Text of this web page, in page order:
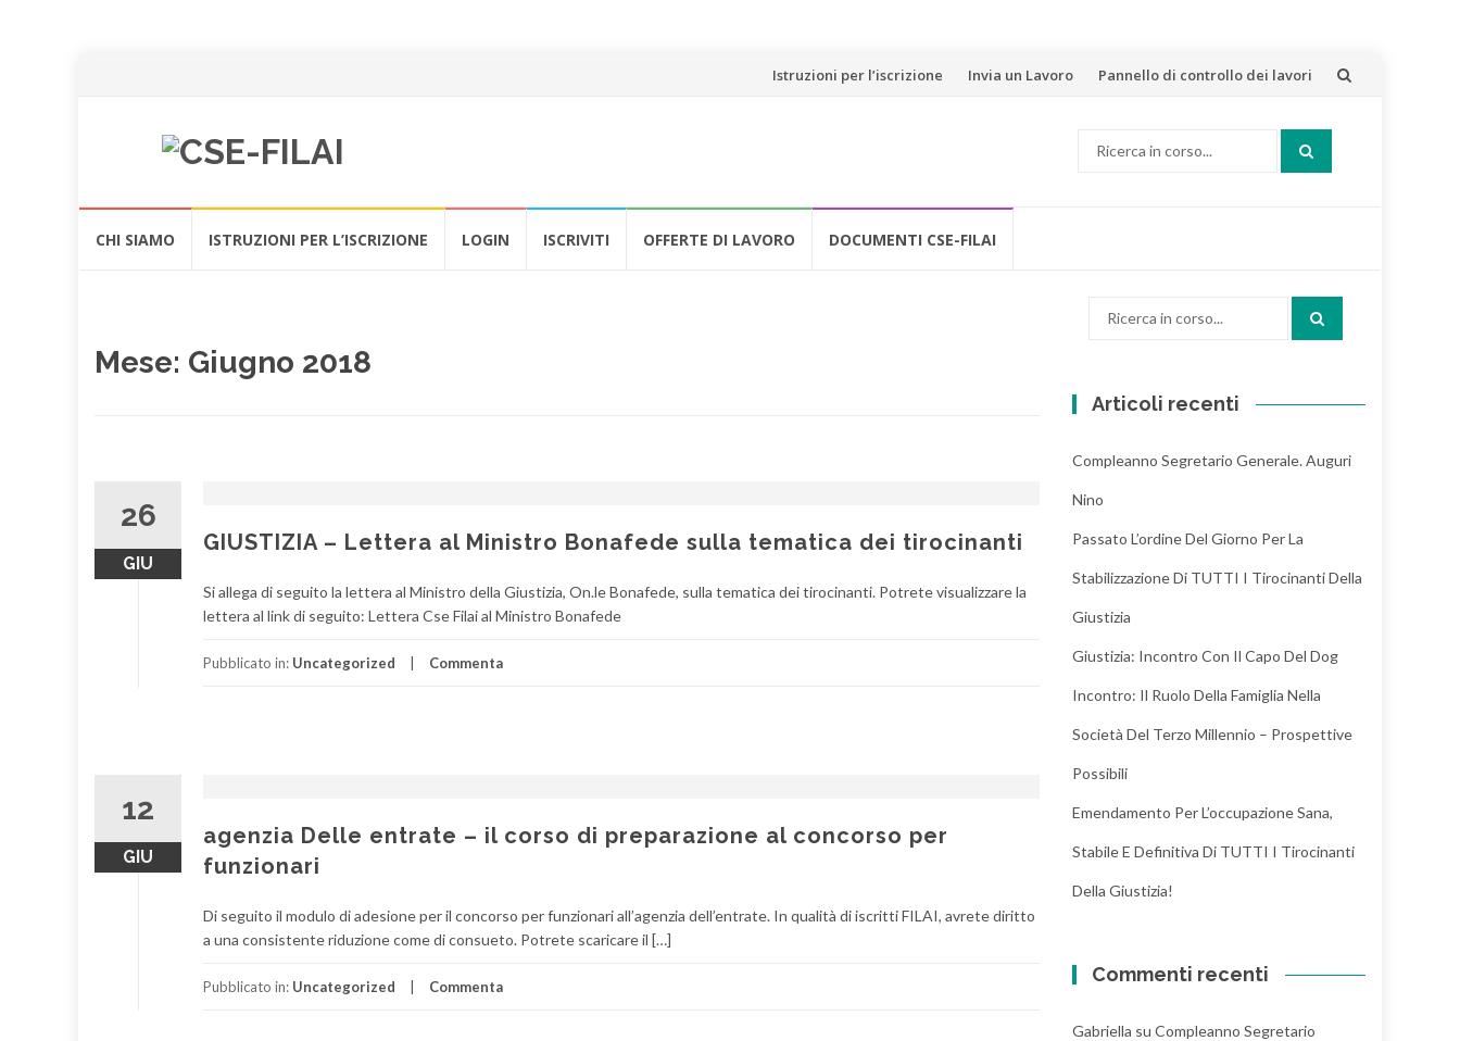
Vai
Istruzioni per l’iscrizione Invia un Lavoro Pannello di controllo dei lavori
CHI SIAMO ISTRUZIONI PER L’ISCRIZIONE LOGIN ISCRIVITI OFFERTE DI LAVORO DOCUMENTI CSE-FILAI
Mese: Giugno 2018
26
GIU
GIUSTIZIA – Lettera al Ministro Bonafede sulla tematica dei tirocinanti
Si allega di seguito la lettera al Ministro della Giustizia, On.le Bonafede, sulla tematica dei tirocinanti. Potrete visualizzare la
lettera al link di seguito: Lettera Cse Filai al Ministro Bonafede
Pubblicato in: Uncategorized Commenta
12
GIU
agenzia Delle entrate – il corso di preparazione al concorso per
funzionari
Di seguito il modulo di adesione per il concorso per funzionari all’agenzia dell’entrate. In qualità di iscritti FILAI, avrete diritto
a una consistente riduzione come di consueto. Potrete scaricare il […]
Pubblicato in: Uncategorized Commenta
Articoli recenti
Compleanno Segretario Generale. Auguri
Nino
Passato L’ordine Del Giorno Per La
Stabilizzazione Di TUTTI I Tirocinanti Della
Giustizia
Giustizia: Incontro Con Il Capo Del Dog
Incontro: Il Ruolo Della Famiglia Nella
Società Del Terzo Millennio – Prospettive
Possibili
Emendamento Per L’occupazione Sana,
Stabile E Definitiva Di TUTTI I Tirocinanti
Della Giustizia!
Commenti recenti
Gabriella su Compleanno Segretario